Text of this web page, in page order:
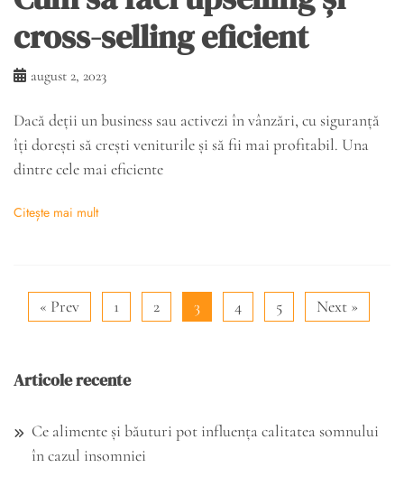
cross-selling eficient
august 2, 2023
Dacă deții un business sau activezi în vânzări, cu siguranță
îți dorești să crești veniturile și să fii mai profitabil. Una
dintre cele mai eficiente
Citește mai mult
« Prev 1 2 3 4 5 Next »
Articole recente
Ce alimente și băuturi pot influența calitatea somnului
în cazul insomniei